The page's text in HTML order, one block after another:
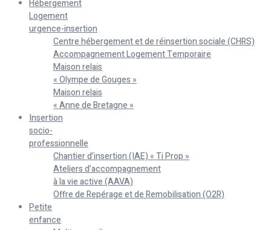
Hébergement
Logement
urgence-insertion
Centre hébergement et de réinsertion sociale (CHRS)
Accompagnement Logement Temporaire
Maison relais
« Olympe de Gouges »
Maison relais
« Anne de Bretagne »
Insertion
socio-
professionnelle
Chantier d’insertion (IAE) « Ti Prop »
Ateliers d’accompagnement
à la vie active (AAVA)
Offre de Repérage et de Remobilisation (O2R)
Petite
enfance